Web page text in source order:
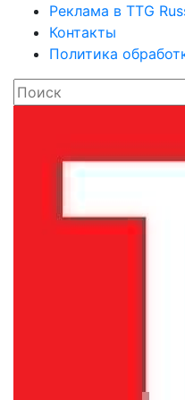
Реклама в TTG
Контакты
Политика